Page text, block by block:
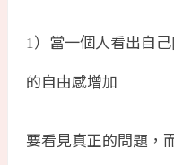
1）當一個人看出自
的自由感增加
要看見真正的問題，